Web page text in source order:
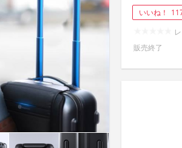
いいね！
販売終了